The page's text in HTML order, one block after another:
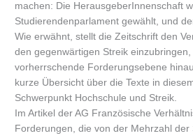
machen: Die HerausgeberInnenschaft
Studierendenparlament gewählt, und
Wie erwähnt, stellt die Zeitschrift den
den gegenwärtigen Streik
vorherrschende Forderungsebene
kurze Übersicht über die Texte in
Schwerpunkt Hochschule und Streik.
Im Artikel der AG Französische
Forderungen, die von der Mehrzahl